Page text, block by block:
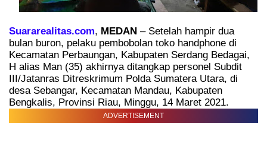
Suararealitas.com, MEDAN – Setelah hampir dua
bulan buron, pelaku pembobolan toko handphone di
Kecamatan Perbaungan, Kabupaten Serdang Bedagai,
H alias Man (35) akhirnya ditangkap personel Subdit
III/Jatanras Ditreskrimum Polda Sumatera Utara, di
desa Sebangar, Kecamatan Mandau, Kabupaten
Bengkalis, Provinsi Riau, Minggu, 14 Maret 2021.
ADVERTISEMENT